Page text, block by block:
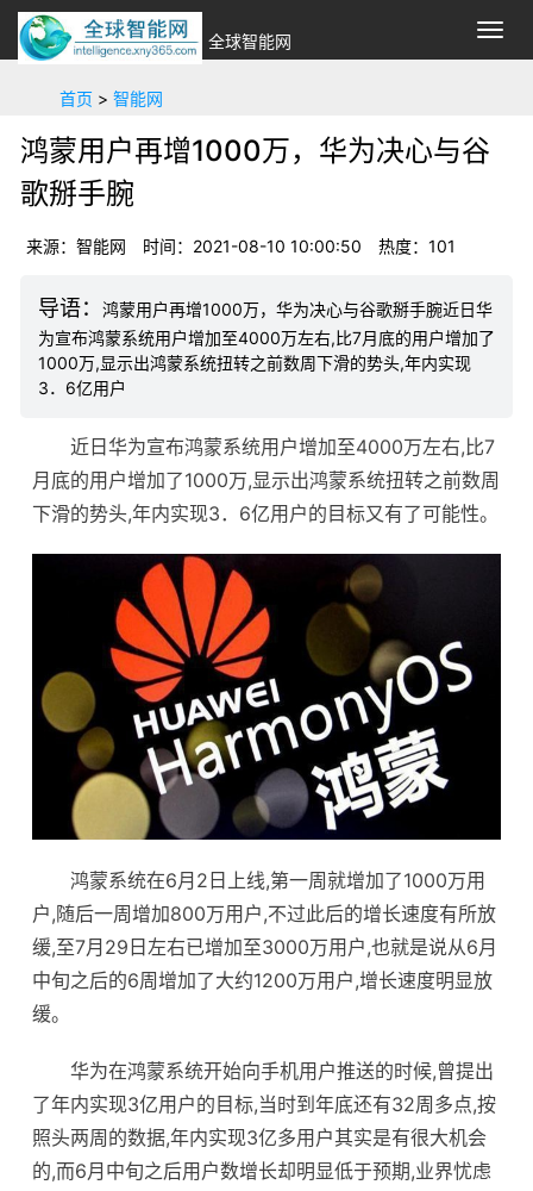
切
换
全球智能网
首页 > 智能网
鸿蒙用户再增1000万，华为决心与谷
歌掰手腕
来源：智能网 时间：2021-08-10 10:00:50 热度：101
鸿蒙用户再增1000万，华为决心与谷歌掰手腕近日华
为宣布鸿蒙系统用户增加至4000万左右,比7月底的用户增加了
1000万,显示出鸿蒙系统扭转之前数周下滑的势头,年内实现
3．6亿用户
近日华为宣布鸿蒙系统用户增加至4000万左右,比7
月底的用户增加了1000万,显示出鸿蒙系统扭转之前数周
下滑的势头,年内实现3．6亿用户的目标又有了可能性。
鸿蒙系统在6月2日上线,第一周就增加了1000万用
户,随后一周增加800万用户,不过此后的增长速度有所放
缓,至7月29日左右已增加至3000万用户,也就是说从6月
中旬之后的6周增加了大约1200万用户,增长速度明显放
缓。
华为在鸿蒙系统开始向手机用户推送的时候,曾提出
了年内实现3亿用户的目标,当时到年底还有32周多点,按
照头两周的数据,年内实现3亿多用户其实是有很大机会
的,而6月中旬之后用户数增长却明显低于预期,业界忧虑